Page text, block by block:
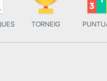
TORNEIG